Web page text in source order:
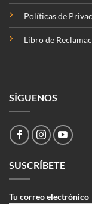
Políticas de
Libro de
SÍGUENOS
SUSCRÍBETE
Tu correo electrónico